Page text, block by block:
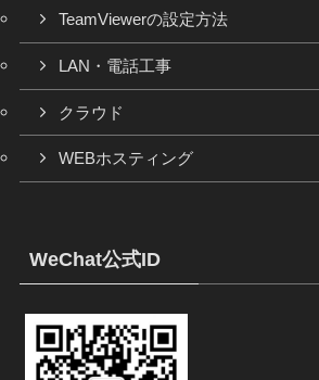
TeamViewerの設定方法
LAN・電話工事
クラウド
WEBホスティング
WeChat公式ID